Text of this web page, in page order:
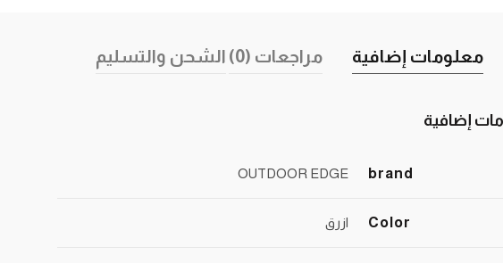
معلومات إضافية مراجعات (0) الشحن والتسليم
إضافية
brand
OUTDOOR EDGE
Color ازرق